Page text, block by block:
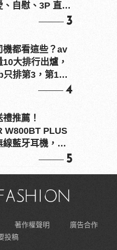
、自慰、3P 直接
3
機都看這些？av
大排行出爐，
排第3，第1名
4
推薦！
W800BT PLUS
線藍牙耳機，在
5
著作權聲明
廣告合作
投稿